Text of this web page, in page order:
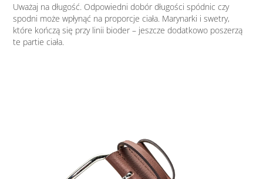
Uważaj na długość. Odpowiedni dobór długości spódnic czy
spodni może wpłynąć na proporcje ciała. Marynarki i swetry,
które kończą się przy linii bioder – jeszcze dodatkowo poszerzą
te partie ciała.